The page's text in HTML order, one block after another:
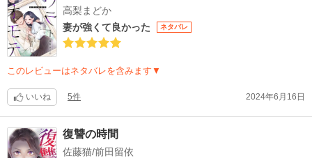
高梨まどか
妻が強くて良かった
ネタバレ
このレビューはネタバレを含みます▼
いいね 5件 2024年6月16日
復讐の時間
佐藤猫/前田留依